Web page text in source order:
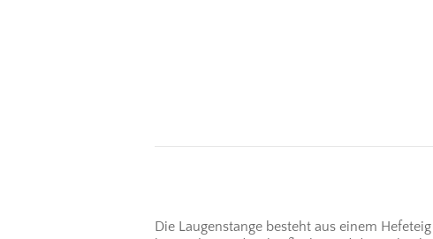
Die Laugenstange besteht aus einem